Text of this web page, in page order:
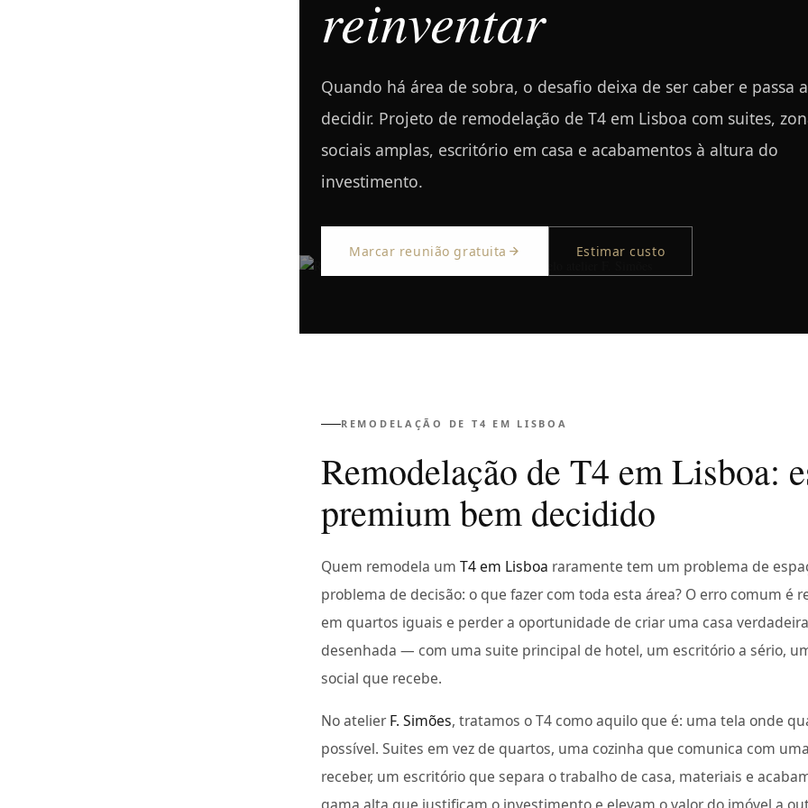
reinventar
Quando há área de sobra, o desafio deixa de ser caber e passa
decidir. Projeto de remodelação de T4 em Lisboa com suites,
sociais amplas, escritório em casa e acabamentos à altura do
investimento.
Marcar reunião gratuita Estimar custo
REMODELAÇÃO DE T4 EM LISBOA
Remodelação de T4 em Lisboa:
premium bem decidido
Quem remodela um T4 em Lisboa raramente tem um problema de
problema de decisão: o que fazer com toda esta área? O erro comum é
em quartos iguais e perder a oportunidade de criar uma casa
desenhada — com uma suite principal de hotel, um escritório a sério,
social que recebe.
No atelierF. Simões, tratamos o T4 como aquilo que é: uma tela onde
possível. Suites em vez de quartos, uma cozinha que comunica com
receber, um escritório que separa o trabalho de casa, materiais e